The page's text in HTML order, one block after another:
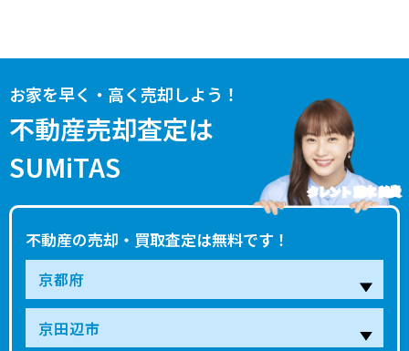
お家を早く・高く売却しよう！
不動産売却査定は
SUMiTAS
不動産の売却・買取査定は無料です！
タレント 藤本 美貴